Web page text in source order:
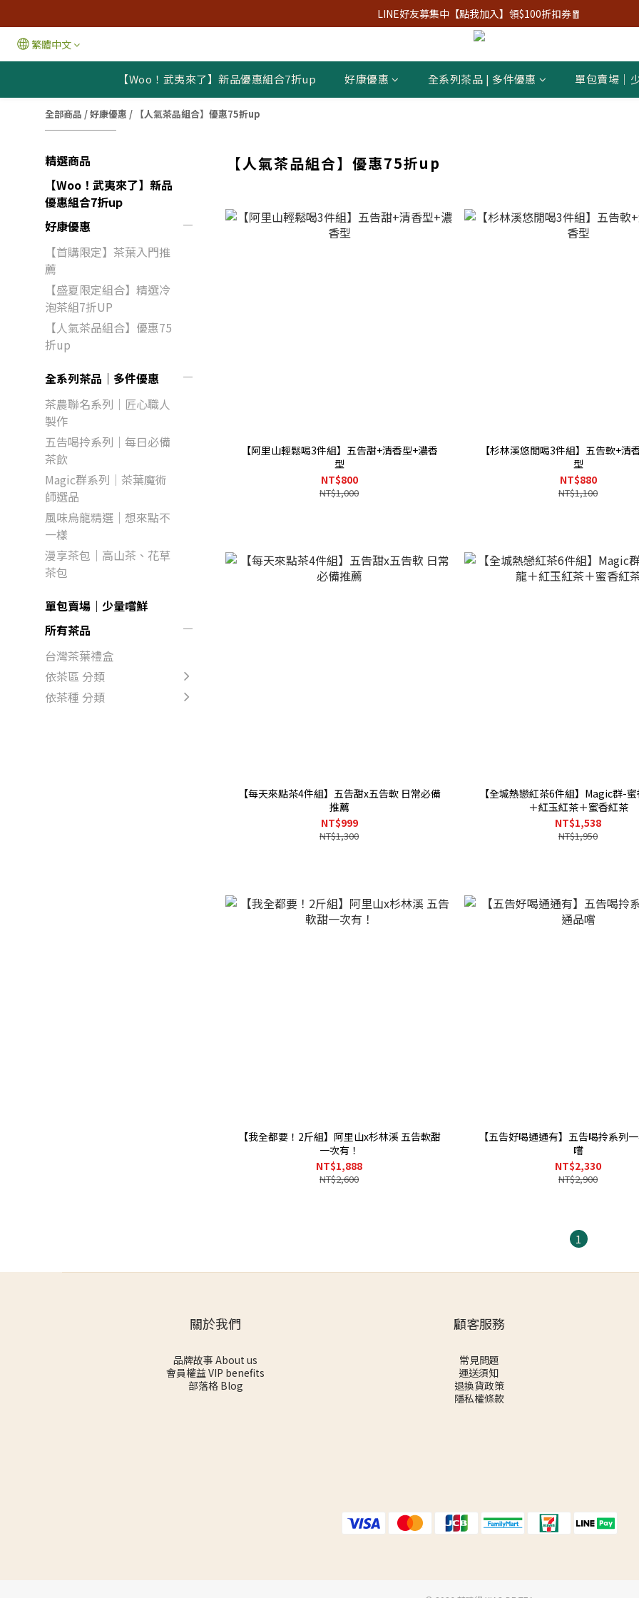
LINE好友募集中【點我加入】領$100折扣券🧧
繁體中文
【Woo！武夷來了】新品優惠組合7折up 好康優惠 全系列茶品 | 多件優惠 單包賣場｜
全部商品 /好康優惠 / 【人氣茶品組合】優惠75折up
精選商品
【Woo！武夷來了】新品
優惠組合7折up
好康優惠
【首購限定】茶葉入門推
薦
【盛夏限定組合】精選冷
泡茶組7折UP
【人氣茶品組合】優惠75
折up
全系列茶品｜多件優惠
茶農聯名系列｜匠心職人
製作
五告喝拎系列｜每日必備
茶飲
Magic群系列｜茶葉魔術
師選品
風味烏龍精選｜想來點不
一樣
漫享茶包｜高山茶、花草
茶包
單包賣場｜少量嚐鮮
所有茶品
台灣茶葉禮盒
依茶區 分類
依茶種 分類
【人氣茶品組合】優惠75折up
【阿里山輕鬆喝3件組】五告甜+清香型+濃香
型
NT$800
NT$1,000
【杉林溪悠閒喝3件組】五告軟+清
型
NT$880
NT$1,100
【每天來點茶4件組】五告甜x五告軟 日常必備
推薦
NT$999
NT$1,300
【全城熱戀紅茶6件組】Magic群-
＋紅玉紅茶＋蜜香紅茶
NT$1,538
NT$1,950
【我全都要！2斤組】阿里山x杉林溪 五告軟甜
一次有！
NT$1,888
NT$2,600
【五告好喝通通有】五告喝拎系列
嚐
NT$2,330
NT$2,900
1
關於我們
品牌故事 About us
會員權益 VIP benefits
部落格 Blog
顧客服務
常見問題
運送須知
退換貨政策
隱私權條款